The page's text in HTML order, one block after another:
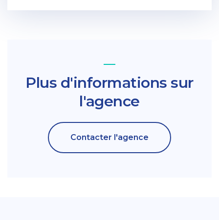
Plus d'informations sur
l'agence
Contacter l'agence